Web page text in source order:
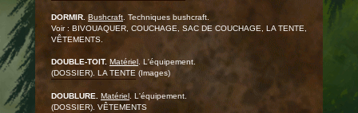
DORMIR. Bushcraft . Techniques bushcraft.
Voir : BIVOUAQUER, COUCHAGE, SAC DE COUCHAGE, LA TENTE,
VÊTEMENTS.
DOUBLE-TOIT. Matériel . L'équipement.
(DOSSIER). LA TENTE (Images)
DOUBLURE. Matériel . L'équipement.
(DOSSIER). VÊTEMENTS